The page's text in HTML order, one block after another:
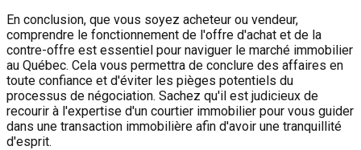
En conclusion, que vous soyez acheteur ou vendeur,
comprendre le fonctionnement de l'offre d'achat et de la
contre-offre est essentiel pour naviguer le marché immobilier
au Québec. Cela vous permettra de conclure des affaires en
toute confiance et d'éviter les pièges potentiels du
processus de négociation. Sachez qu'il est judicieux de
recourir à l'expertise d'un courtier immobilier pour vous guider
dans une transaction immobilière afin d'avoir une tranquillité
d'esprit.